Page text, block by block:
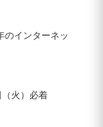
のインターネッ
火）必着